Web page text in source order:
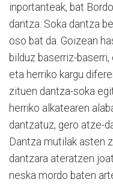
inportanteak, bat
dantza. Soka dantza
oso bat da. Goizean
bilduz baserriz-
eta herriko kargu
zituen dantza-soka
herriko alkatearen
dantzatuz, gero atze-
Dantza mutilak asten
dantzara ateratzen
neska mordo baten